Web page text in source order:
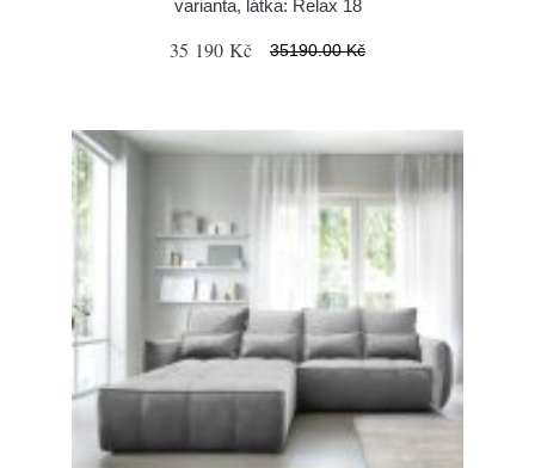
varianta, látka: Relax 18
35 190 Kč 35190.00 Kč